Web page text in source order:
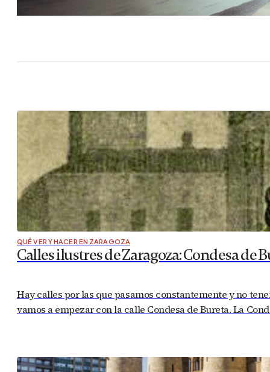
QUÉ VER Y HACER EN ZARAGOZA
Calles ilustres de Zaragoza: Condesa de
Hay calles por las que pasamos constantemente y no
vamos a empezar con la calle Condesa de Bureta. La